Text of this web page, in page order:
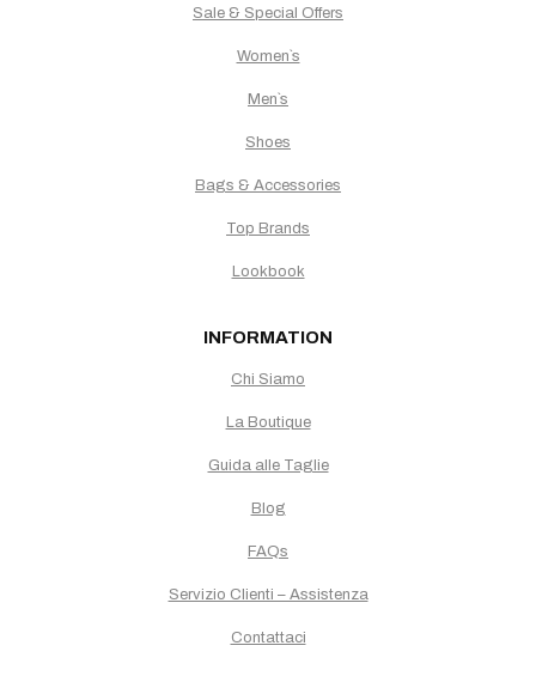
Sale & Special Offers
Women`s
Men`s
Shoes
Bags & Accessories
Top Brands
Lookbook
INFORMATION
Chi Siamo
La Boutique
Guida alle Taglie
Blog
FAQs
Servizio Clienti – Assistenza
Contattaci